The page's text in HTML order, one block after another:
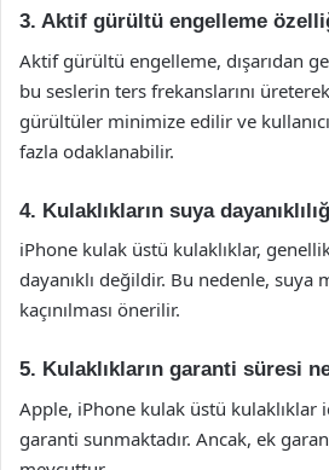
3. Aktif gürültü engelleme
Aktif gürültü engelleme, dışarıdan
bu seslerin ters frekanslarını üreterek
gürültüler minimize edilir ve
fazla odaklanabilir.
4. Kulaklıkların suya
iPhone kulak üstü kulaklıklar,
dayanıklı değildir. Bu nedenle, suya
kaçınılması önerilir.
5. Kulaklıkların garanti süresi
Apple, iPhone kulak üstü kulaklıklar
garanti sunmaktadır. Ancak, ek